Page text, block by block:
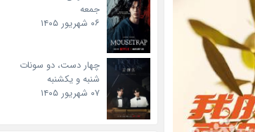
جمعه
۰۶ شهریور ۱۴۰۵
چهار دست، دو سونات
شنبه و یکشنبه
۰۷ شهریور ۱۴۰۵